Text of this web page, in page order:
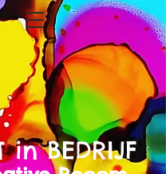
in BEDRIJF